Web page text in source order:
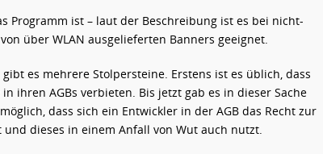
Programm ist – laut der Beschreibung ist es bei nicht-
über WLAN ausgelieferten Banners geeignet.
es mehrere Stolpersteine. Erstens ist es üblich, dass
ihren AGBs verbieten. Bis jetzt gab es in dieser Sache
dass sich ein Entwickler in der AGB das Recht zur
dieses in einem Anfall von Wut auch nutzt.